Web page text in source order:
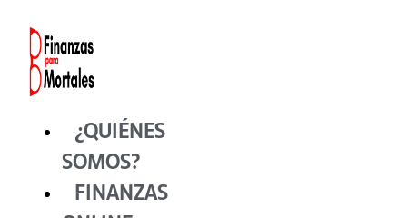
contenido
¿QUIÉNES
SOMOS?
FINANZAS